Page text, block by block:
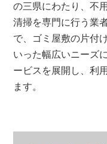
の三県にわたり、不
清掃を専門に行う業
で、ゴミ屋敷の片付
いった幅広いニーズ
ービスを展開し、利
ます。